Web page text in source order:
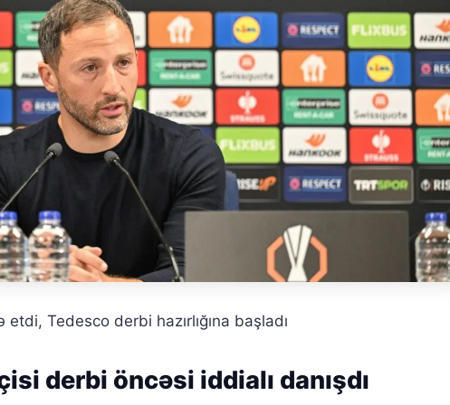
Tedesco derbi hazırlığına başladı
derbi öncəsi iddialı danışdı